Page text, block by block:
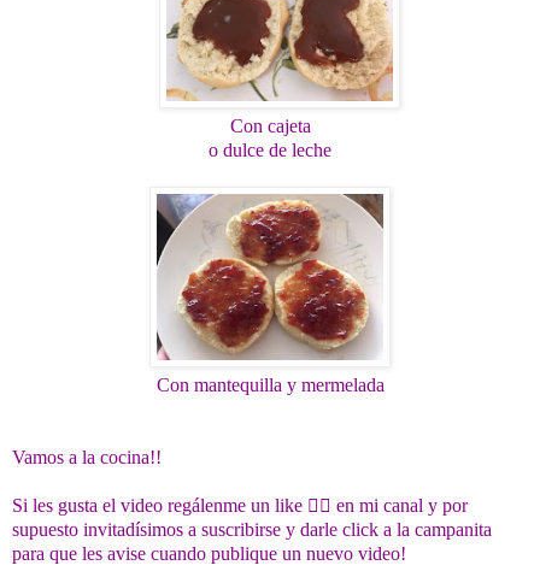
Con cajeta
o dulce de leche
Con mantequilla y mermelada
Vamos a la cocina!!
Si les gusta el video regálenme un like 👍🏻 en mi canal y por
supuesto invitadísimos a suscribirse y darle click a la campanita
para que les avise cuando publique un nuevo video!